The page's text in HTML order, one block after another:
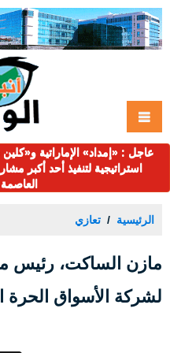
عاجل : «إمداد» الإماراتية
استراتيجية لتنفيذ أحد أكبر
الرئيسية تعازي
مازن الساكت، رئيس
لشركة الأسواق الحرة